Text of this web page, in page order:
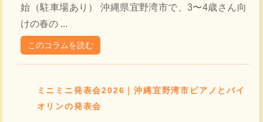
始（駐車場あり） 沖縄県宜野湾市で、3〜4歳さん向
けの春の ...
このコラムを読む
ミニミニ発表会2026｜沖縄宜野湾市ピアノとバイ
オリンの発表会